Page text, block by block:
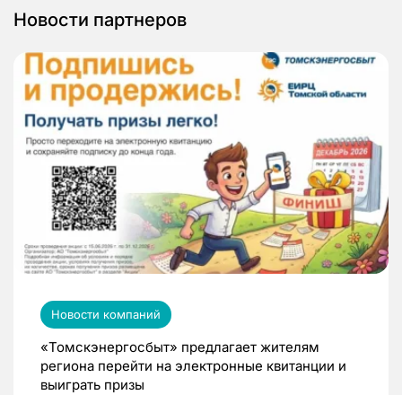
Новости партнеров
Новости компаний
«Томскэнергосбыт» предлагает жителям
региона перейти на электронные квитанции и
выиграть призы